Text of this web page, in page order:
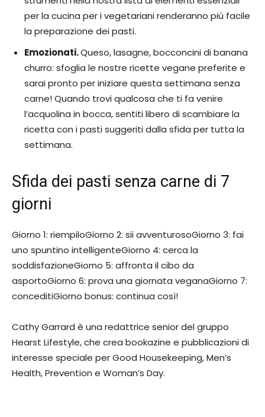
per la cucina per i vegetariani renderanno più facile
la preparazione dei pasti.
Emozionati.Queso, lasagne, bocconcini di banana
churro: sfoglia le nostre ricette vegane preferite e
sarai pronto per iniziare questa settimana senza
carne! Quando trovi qualcosa che ti fa venire
l’acquolina in bocca, sentiti libero di scambiare la
ricetta con i pasti suggeriti dalla sfida per tutta la
settimana.
Sfida dei pasti senza carne di 7
giorni
Giorno 1: riempiloGiorno 2: sii avventurosoGiorno 3: fai
uno spuntino intelligenteGiorno 4: cerca la
soddisfazioneGiorno 5: affronta il cibo da
asportoGiorno 6: prova una giornata veganaGiorno 7:
conceditiGiorno bonus: continua così!
Cathy Garrard è una redattrice senior del gruppo
Hearst Lifestyle, che crea bookazine e pubblicazioni di
interesse speciale per Good Housekeeping, Men’s
Health, Prevention e Woman’s Day.